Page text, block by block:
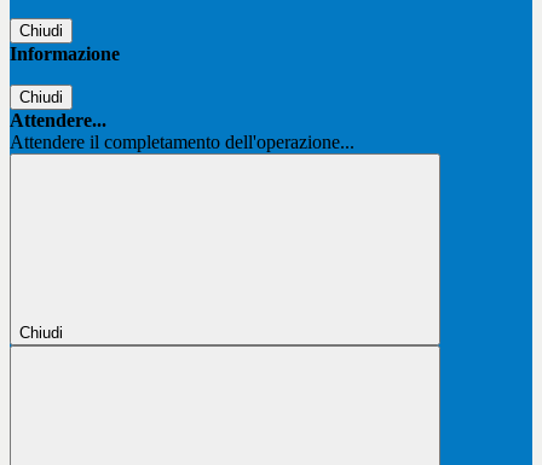
Chiudi
Informazione
Chiudi
Attendere...
Attendere il completamento dell'operazione...
Chiudi